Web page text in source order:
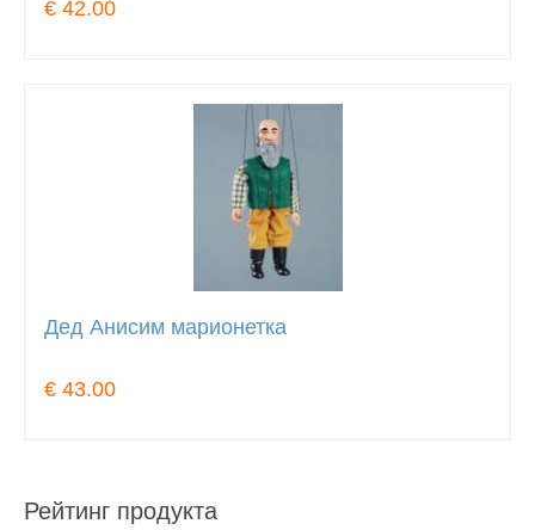
€ 42.00
Дед Анисим марионетка
€ 43.00
Рейтинг продукта